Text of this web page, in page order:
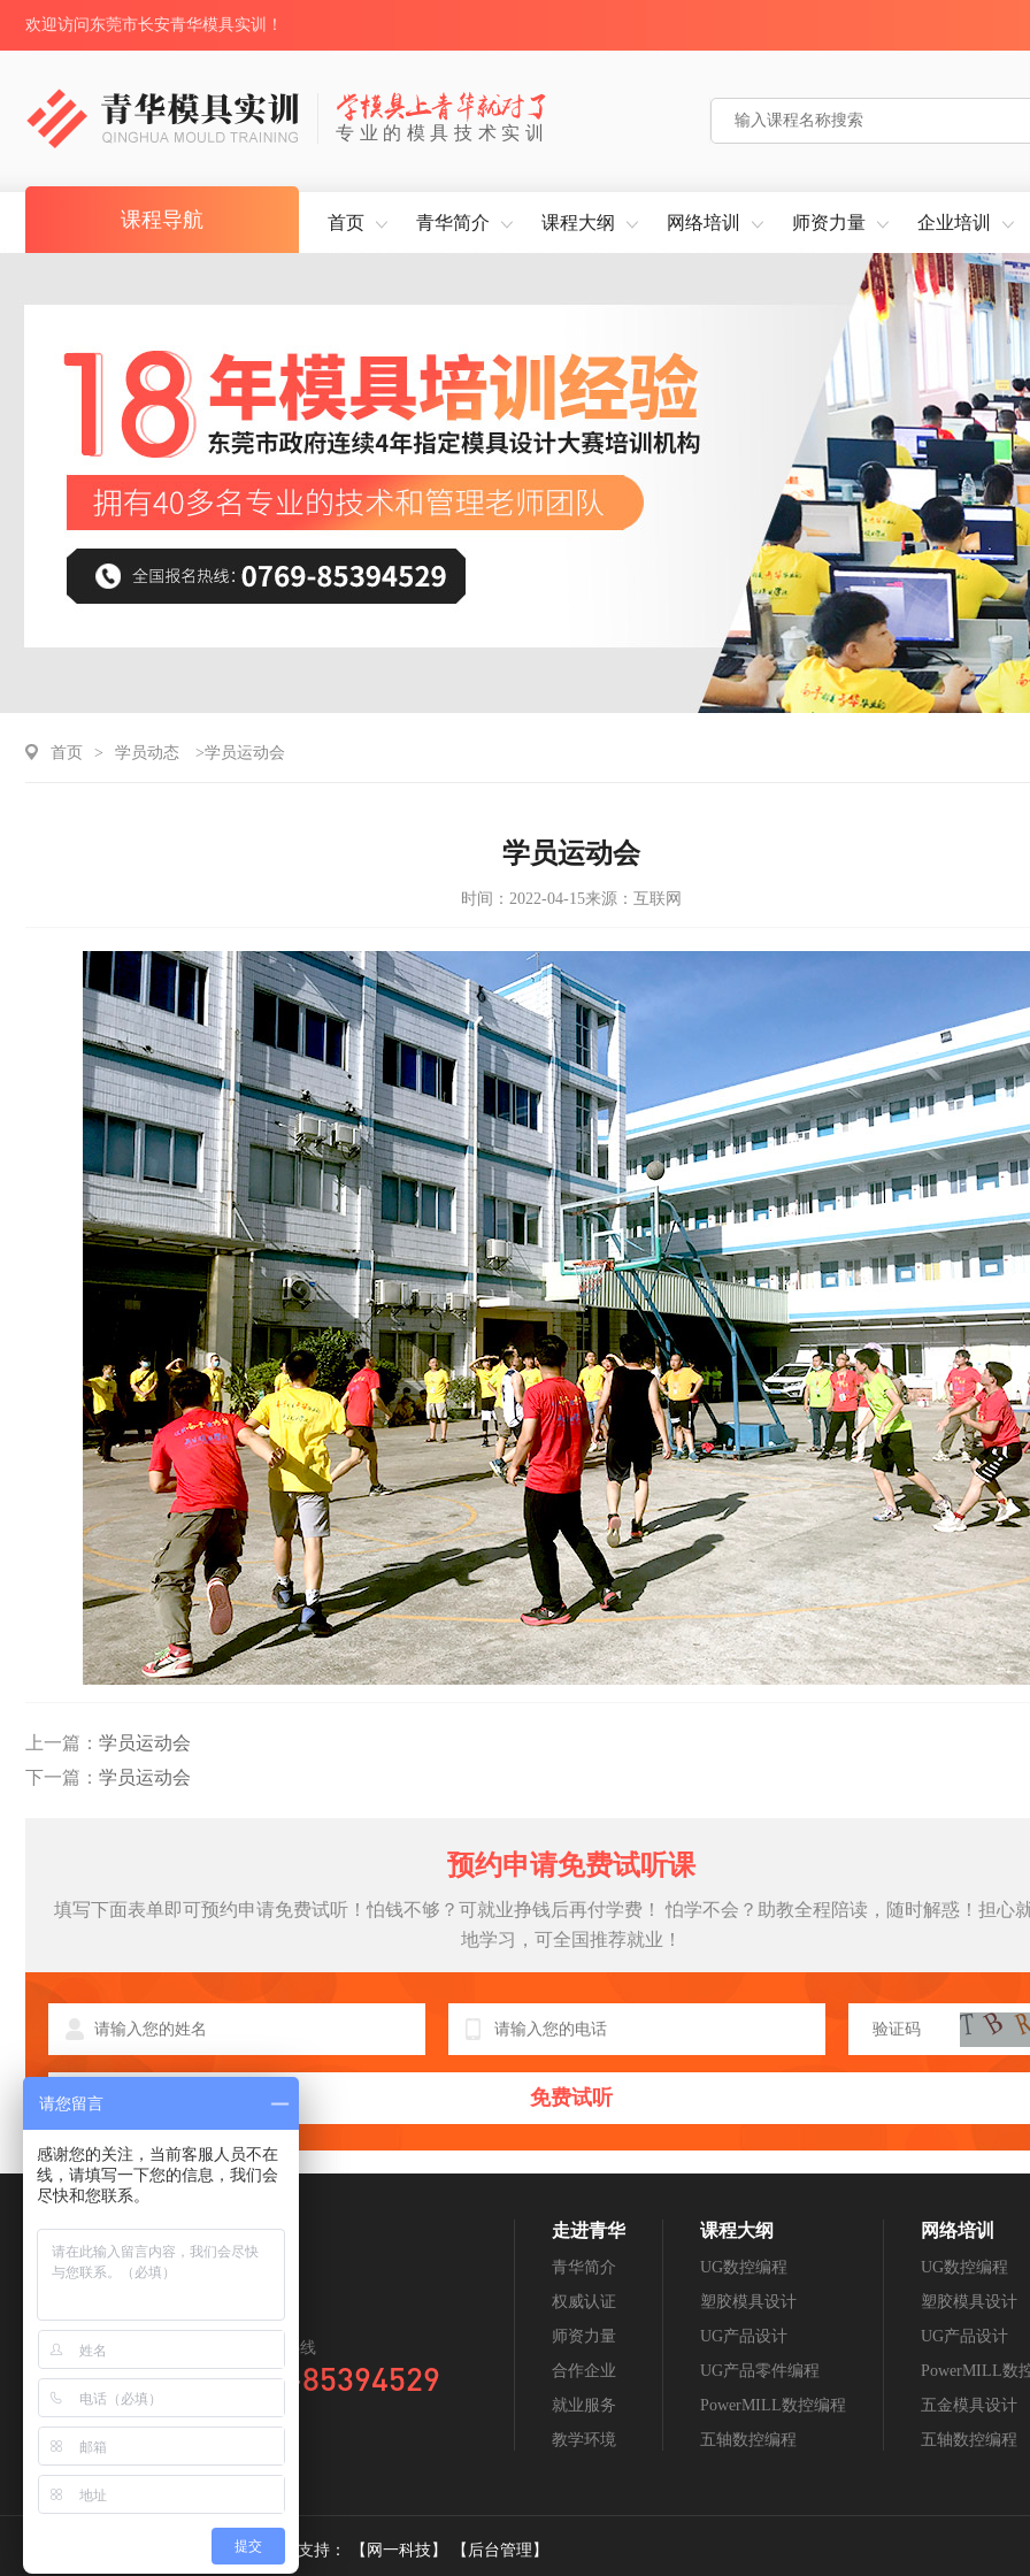
欢迎访问东莞市长安青华模具实训！
专业的模具技术实训
课程导航 首页 青华简介 课程大纲 网络培训 师资力量 企业培训
首页 > 学员动态 >学员运动会
学员运动会
时间：2022-04-15来源：互联网
上一篇： 学员运动会
下一篇： 学员运动会
预约申请免费试听课
填写下面表单即可预约申请免费试听！怕钱不够？可就业挣钱后再付学费！ 怕学不会？助教全程陪读，随时解惑！担心
地学习，可全国推荐就业！
免费试听
全国咨询热线
0769-85394529
走进青华
青华简介
权威认证
师资力量
合作企业
就业服务
教学环境
课程大纲
UG数控编程
塑胶模具设计
UG产品设计
UG产品零件编程
PowerMILL数控编程
五轴数控编程
网络培训
UG数控编程
塑胶模具设计
UG产品设计
PowerMILL数
五金模具设计
五轴数控编程
青华模具实训 Copyright 2021 技术支持： 【网一科技】 【后台管理】
请您留言
感谢您的关注，当前客服人员不在
线，请填写一下您的信息，我们会
尽快和您联系。
提交